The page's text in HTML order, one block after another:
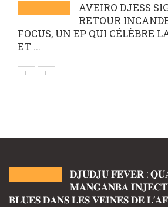
AVEIRO DJESS
RETOUR
FOCUS, UN EP QUI CÉLÈBRE
ET ...
𝐃𝐉𝐔𝐃𝐉𝐔 𝐅𝐄𝐕𝐄𝐑 :
𝐌𝐀𝐍𝐆𝐀𝐍𝐁𝐀
𝐁𝐋𝐔𝐄𝐒 𝐃𝐀𝐍𝐒 𝐋𝐄𝐒 𝐕𝐄𝐈𝐍𝐄𝐒 𝐃𝐄